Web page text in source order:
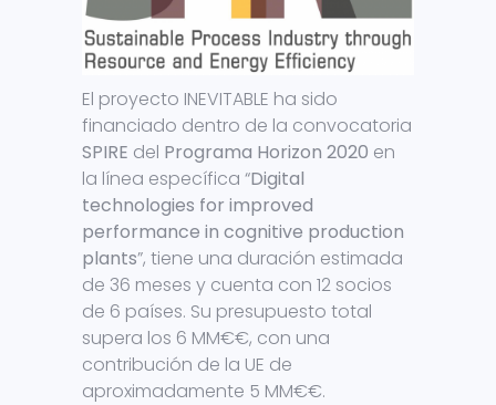
El proyecto INEVITABLE ha sido
financiado dentro de la convocatoria
SPIRE del Programa Horizon 2020 en
la línea específica “Digital
technologies for improved
performance in cognitive production
plants”, tiene una duración estimada
de 36 meses y cuenta con 12 socios
de 6 países. Su presupuesto total
supera los 6 MM€€, con una
contribución de la UE de
aproximadamente 5 MM€€.